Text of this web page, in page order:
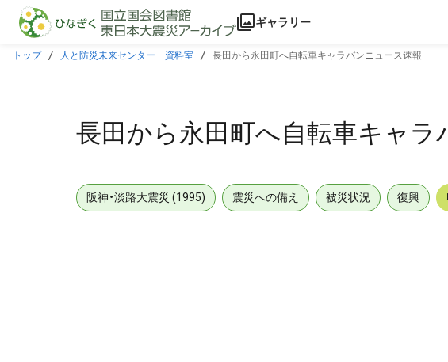
本文に飛ぶ
ギャラリー
トップ 人と防災未来センター 資料室 長田から永田町へ自転車キャラバンニュース速報
長田から永田町へ自転車キャラ
阪神・淡路大震災 (1995) 震災への備え 被災状況 復興